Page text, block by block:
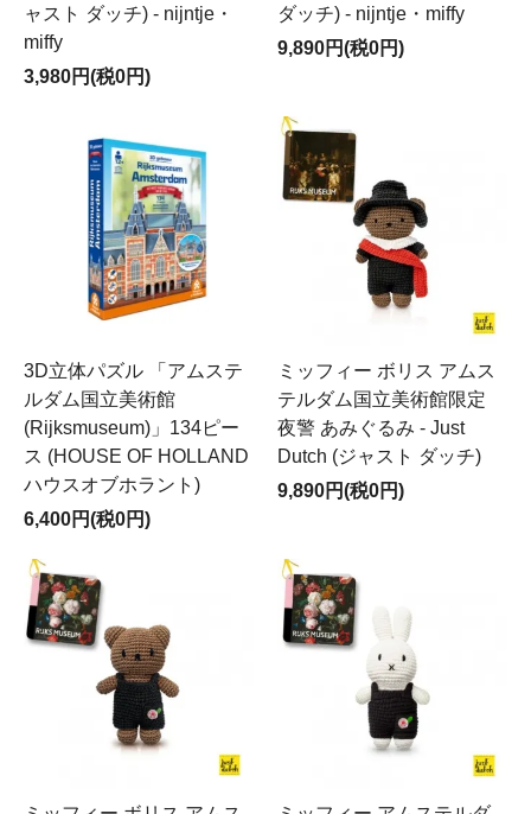
ャスト ダッチ) - nijntje・
miffy
3,980円(税0円)
ダッチ) - nijntje・miffy
9,890円(税0円)
3D立体パズル 「アムステ
ルダム国立美術館
(Rijksmuseum)」134ピー
ス (HOUSE OF HOLLAND
ハウスオブホラント)
6,400円(税0円)
ミッフィー ボリス アムス
テルダム国立美術館限定
夜警 あみぐるみ - Just
Dutch (ジャスト ダッチ)
9,890円(税0円)